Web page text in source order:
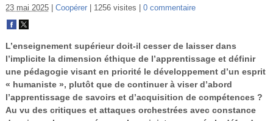
IA
Colloques
Vidéos
S’inscrire
23 mai 2025 Coopérer 1256 visites 0 commentaire
L’enseignement supérieur doit-il cesser de laisser dans
l’implicite la dimension éthique de l’apprentissage et définir
une pédagogie visant en priorité le développement d’un esprit
« humaniste », plutôt que de continuer à viser d’abord
l’apprentissage de savoirs et d’acquisition de compétences ?
Au vu des critiques et attaques orchestrées avec constance